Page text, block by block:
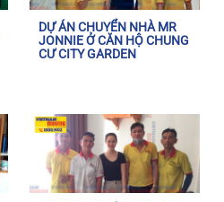
DỰ ÁN CHUYỂN NHÀ MR
JONNIE Ở CĂN HỘ CHUNG
CƯ CITY GARDEN